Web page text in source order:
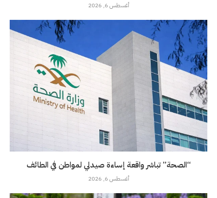
أغسطس 6, 2026
“الصحة” تباشر واقعة إساءة صيدلي لمواطن في الطائف
أغسطس 6, 2026